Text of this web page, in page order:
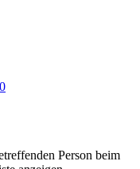
Person beim